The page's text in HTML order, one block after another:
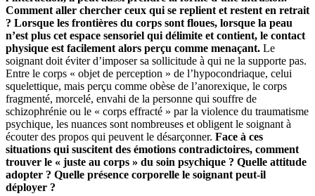
Comment aller chercher ceux qui se replient et restent en retrait
? Lorsque les frontières du corps sont floues, lorsque la peau
n’est plus cet espace sensoriel qui délimite et contient, le contact
physique est facilement alors perçu comme menaçant. Le
soignant doit éviter d’imposer sa sollicitude à qui ne la supporte pas.
Entre le corps « objet de perception » de l’hypocondriaque, celui
squelettique, mais perçu comme obèse de l’anorexique, le corps
fragmenté, morcelé, envahi de la personne qui souffre de
schizophrénie ou le « corps effracté » par la violence du traumatisme
psychique, les nuances sont nombreuses et obligent le soignant à
écouter des propos qui peuvent le désarçonner. Face à ces
situations qui suscitent des émotions contradictoires, comment
trouver le « juste au corps » du soin psychique ? Quelle attitude
adopter ? Quelle présence corporelle le soignant peut-il
déployer ?